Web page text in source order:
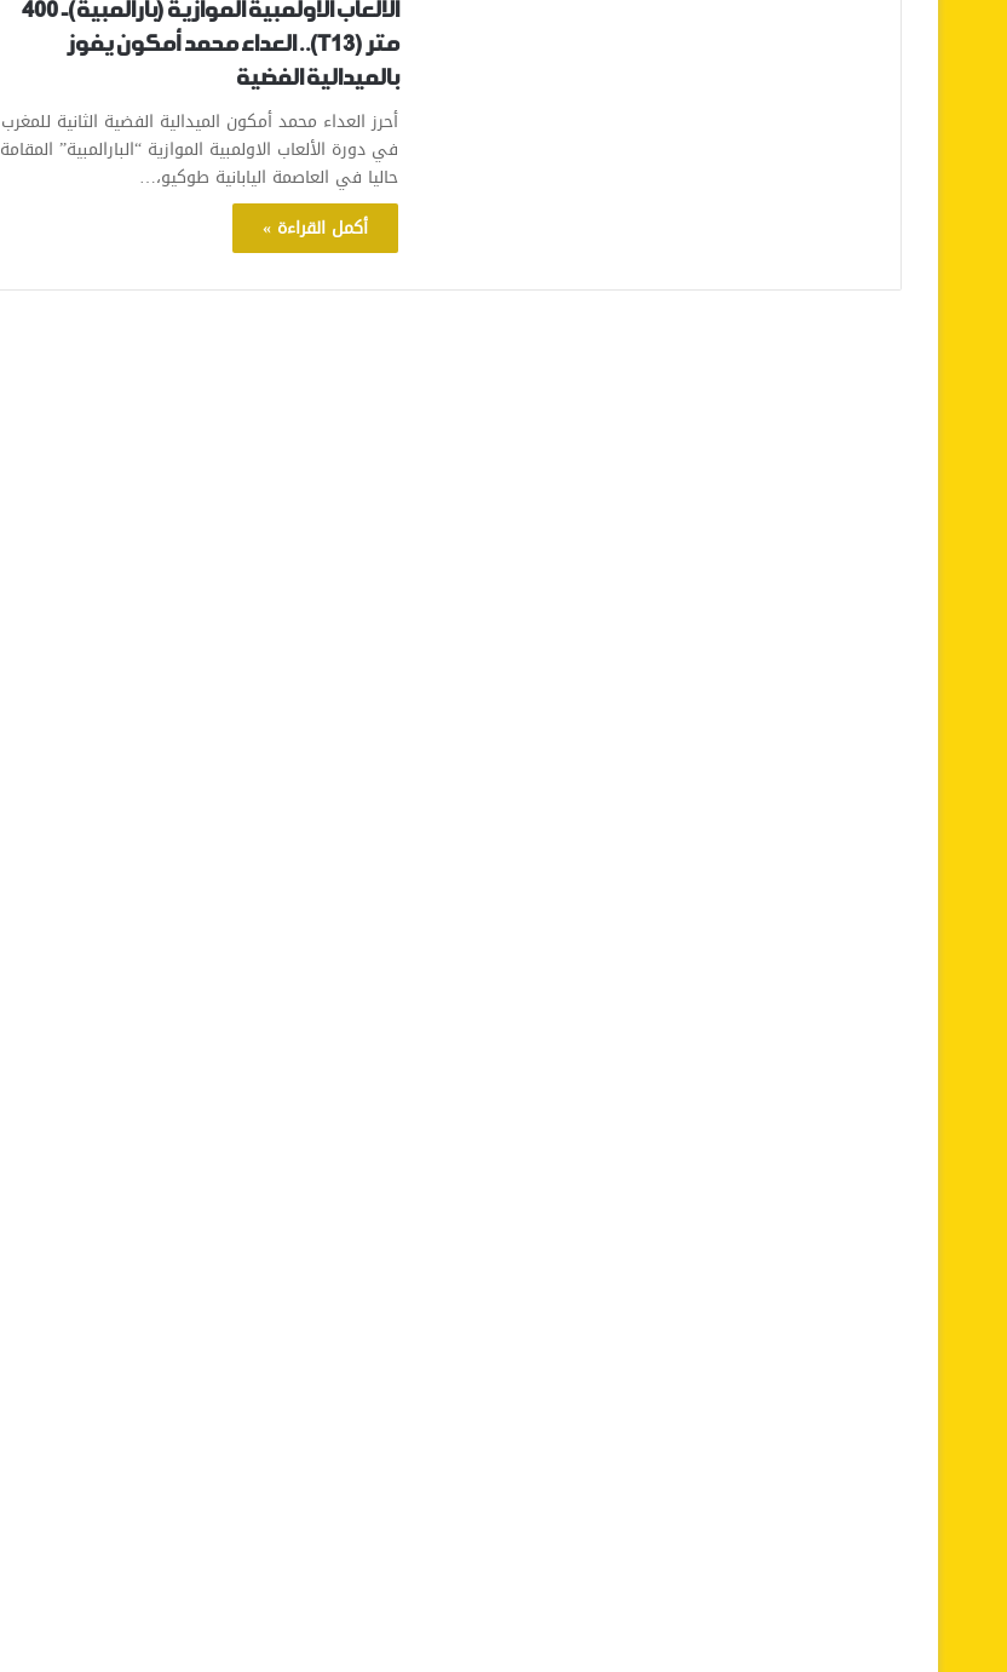
الألعاب الأولمبية الموازية (بارالمبية)- 400
متر (T13).. العداء محمد أمكون يفوز
بالميدالية الفضية
أحرز العداء محمد أمكون الميدالية الفضية الثانية للمغرب
في دورة الألعاب الاولمبية الموازية “البارالمبية” المقامة
حاليا في العاصمة اليابانية طوكيو،…
أكمل القراءة »